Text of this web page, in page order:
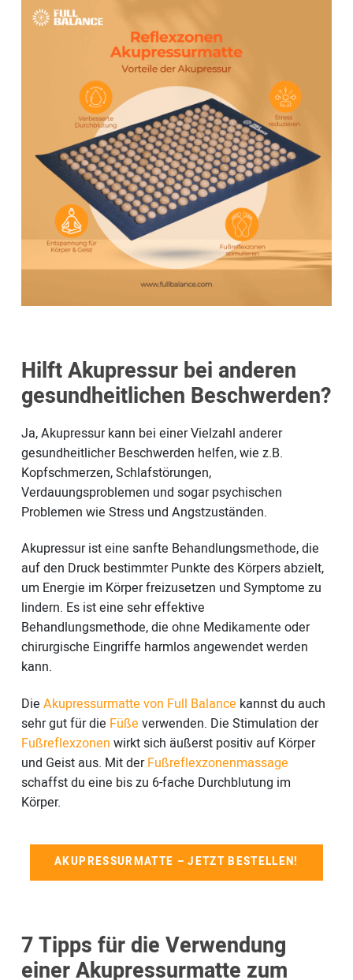
Hilft Akupressur bei anderen
gesundheitlichen Beschwerden?
Ja, Akupressur kann bei einer Vielzahl anderer
gesundheitlicher Beschwerden helfen, wie z.B.
Kopfschmerzen, Schlafstörungen,
Verdauungsproblemen und sogar psychischen
Problemen wie Stress und Angstzuständen.
Akupressur ist eine sanfte Behandlungsmethode, die
auf den Druck bestimmter Punkte des Körpers abzielt,
um Energie im Körper freizusetzen und Symptome zu
lindern. Es ist eine sehr effektive
Behandlungsmethode, die ohne Medikamente oder
chirurgische Eingriffe harmlos angewendet werden
kann.
Die Akupressurmatte von Full Balance kannst du auch
sehr gut für die Füße verwenden. Die Stimulation der
Fußreflexzonen wirkt sich äußerst positiv auf Körper
und Geist aus. Mit derFußreflexzonenmassage
schaffst du eine bis zu 6-fache Durchblutung im
Körper.
AKUPRESSURMATTE – JETZT BESTELLEN!
7 Tipps für die Verwendung
einer Akupressurmatte zum